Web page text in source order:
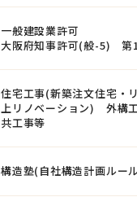
一般建設業許可
大阪府知事許可(般-5) 第
住宅工事(新築注文住宅・
上リノベーション) 外
共工事等
構造塾(自社構造計画ルー